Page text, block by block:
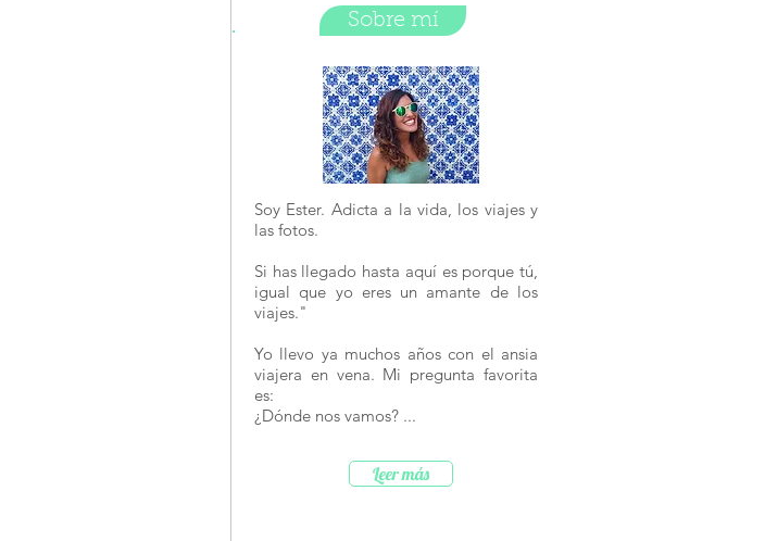
Sobre mí
Leer más
Soy Ester. Adicta a la vida, los viajes y
las fotos.
Si has llegado hasta aquí es porque tú,
igual que yo eres un amante de los
viajes."
Yo llevo ya muchos años con el ansia
viajera en vena. Mi pregunta favorita
es:
¿Dónde nos vamos? ...